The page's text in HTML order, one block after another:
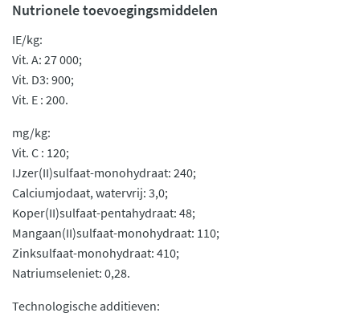
Nutrionele toevoegingsmiddelen
IE/kg:
Vit. A: 27 000;
Vit. D3: 900;
Vit. E : 200.
mg/kg:
Vit. C : 120;
IJzer(II)sulfaat-monohydraat: 240;
Calciumjodaat, watervrij: 3,0;
Koper(II)sulfaat-pentahydraat: 48;
Mangaan(II)sulfaat-monohydraat: 110;
Zinksulfaat-monohydraat: 410;
Natriumseleniet: 0,28.
Technologische additieven: